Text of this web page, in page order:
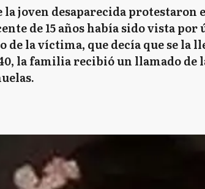
joven desaparecida protestaron
de 15 años había sido vista por
la víctima, que decía que se la
la familia recibió un llamado